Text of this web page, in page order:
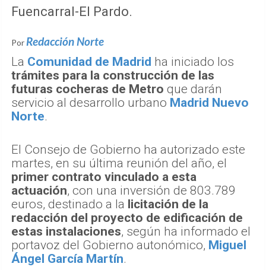
Fuencarral-El Pardo.
Por Redacción Norte
La Comunidad de Madrid ha iniciado los
trámites para la construcción de las
futuras cocheras de Metro que darán
servicio al desarrollo urbano Madrid Nuevo
Norte.
El Consejo de Gobierno ha autorizado este
martes, en su última reunión del año, el
primer contrato vinculado a esta
actuación, con una inversión de 803.789
euros, destinado a la licitación de la
redacción del proyecto de edificación de
estas instalaciones, según ha informado el
portavoz del Gobierno autonómico, Miguel
Ángel García Martín.